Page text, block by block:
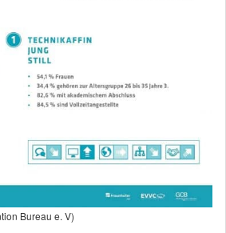
Bureau e. V)